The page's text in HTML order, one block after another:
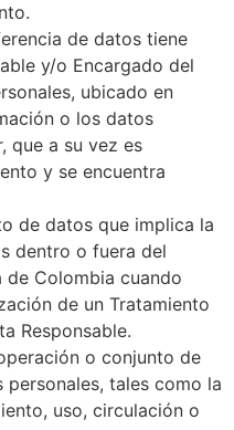
de datos tiene
y/o Encargado del
ubicado en
o los datos
que a su vez es
y se encuentra
de datos que implica la
dentro o fuera del
Colombia cuando
de un Tratamiento
Responsable.
o conjunto de
tales como la
uso, circulación o